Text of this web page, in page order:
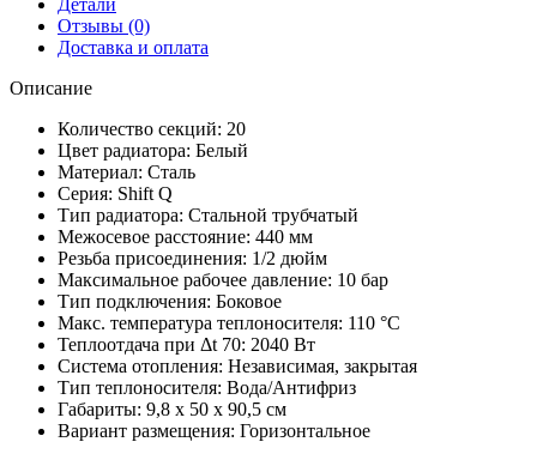
Детали
Отзывы (0)
Доставка и оплата
Описание
Количество секций: 20
Цвет радиатора: Белый
Материал: Сталь
Серия: Shift Q
Тип радиатора: Стальной трубчатый
Межосевое расстояние: 440 мм
Резьба присоединения: 1/2 дюйм
Максимальное рабочее давление: 10 бар
Тип подключения: Боковое
Макс. температура теплоносителя: 110 °С
Теплоотдача при Δt 70: 2040 Вт
Система отопления: Независимая, закрытая
Тип теплоносителя: Вода/Антифриз
Габариты: 9,8 x 50 x 90,5 см
Вариант размещения: Горизонтальное